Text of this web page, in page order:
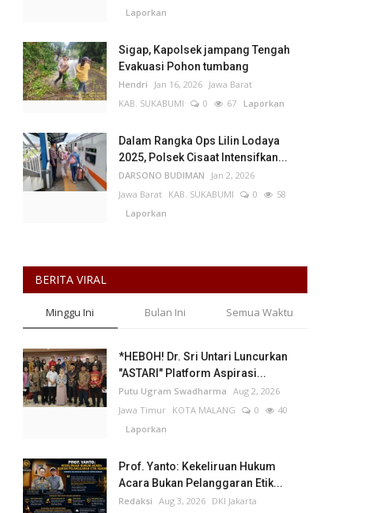
Laporkan
Sigap, Kapolsek jampang Tengah
Evakuasi Pohon tumbang
Hendri Jan 16, 2026 Jawa Barat
KAB. SUKABUMI
0 67 Laporkan
Dalam Rangka Ops Lilin Lodaya
2025, Polsek Cisaat Intensifkan...
DARSONO BUDIMAN
Jan 2, 2026
Jawa Barat KAB. SUKABUMI 0
58
Laporkan
BERITA VIRAL
Minggu Ini Bulan Ini Semua Waktu
*HEBOH! Dr. Sri Untari Luncurkan
"ASTARI" Platform Aspirasi...
Putu Ugram Swadharma Aug 2, 2026
Jawa Timur KOTA MALANG 0
40
Laporkan
Prof. Yanto: Kekeliruan Hukum
Acara Bukan Pelanggaran Etik...
Redaksi Aug 3, 2026 DKI Jakarta